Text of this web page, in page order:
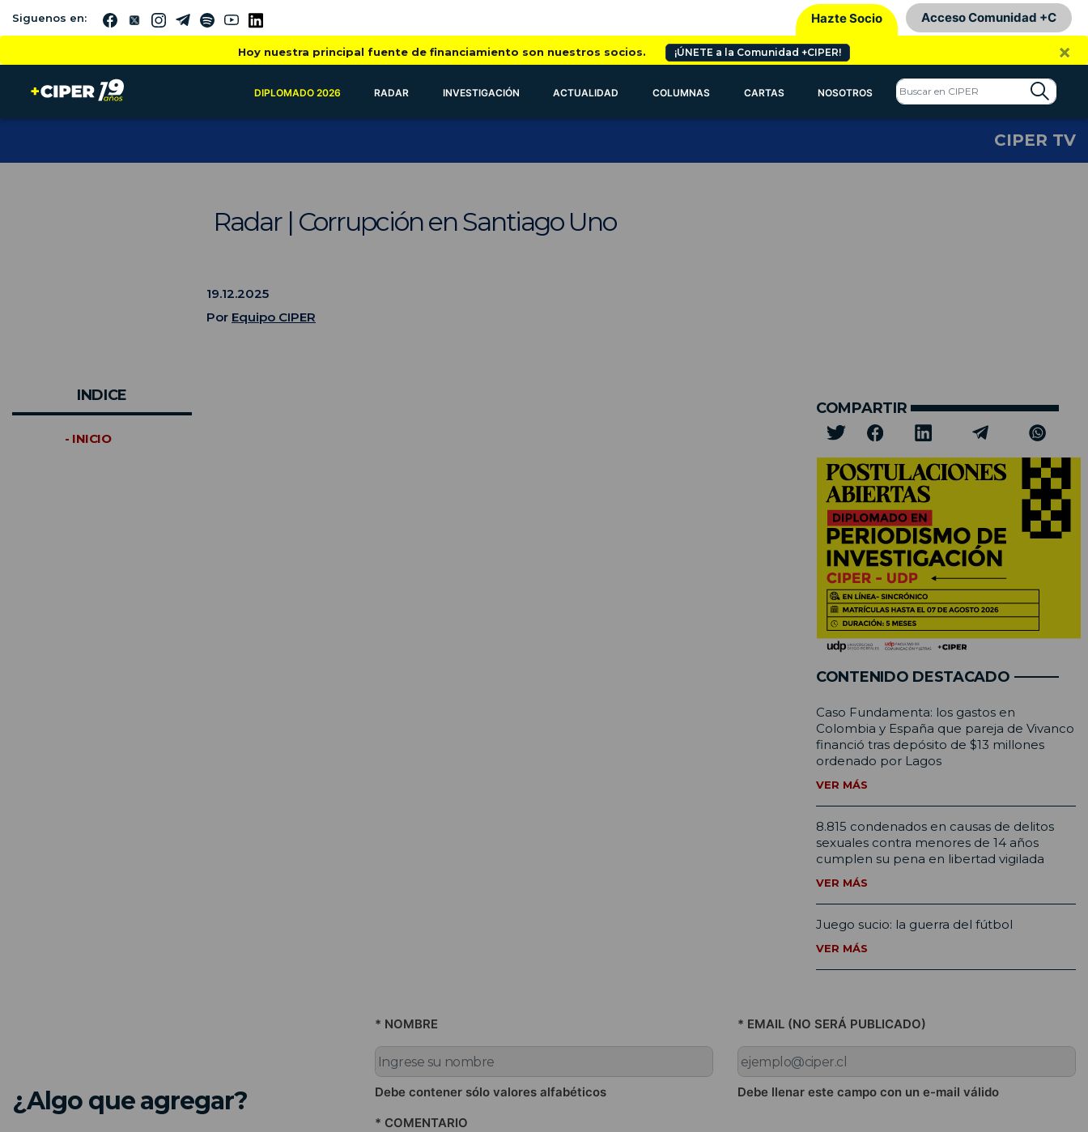
Siguenos en: Hazte Socio Acceso Comunidad +C
Hoy nuestra principal fuente de financiamiento son nuestros socios. ¡ÚNETE a la Comunidad +CIPER! ×
DIPLOMADO 2026 RADAR INVESTIGACIÓN ACTUALIDAD COLUMNAS CARTAS NOSOTROS
CIPER TV
Radar | Corrupción en Santiago Uno
19.12.2025
Por Equipo CIPER
INDICE
- INICIO
COMPARTIR
CONTENIDO DESTACADO
Caso Fundamenta: los gastos en
Colombia y España que pareja de Vivanco
financió tras depósito de $13 millones
ordenado por Lagos
VER MÁS
8.815 condenados en causas de delitos
sexuales contra menores de 14 años
cumplen su pena en libertad vigilada
VER MÁS
Juego sucio: la guerra del fútbol
VER MÁS
¿Algo que agregar?
* NOMBRE
Debe contener sólo valores alfabéticos
* EMAIL (NO SERÁ PUBLICADO)
Debe llenar este campo con un e-mail válido
* COMENTARIO